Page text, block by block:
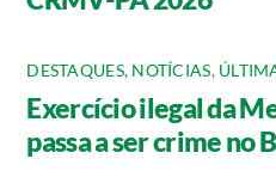
DESTAQUES, NOTÍCIAS,
Exercício ilegal da
passa a ser crime no